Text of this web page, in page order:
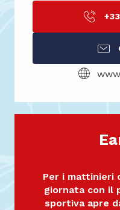
Per i mattinieri
giornata con il
sportiva apre